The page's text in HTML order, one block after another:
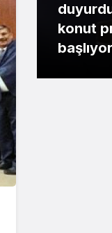
konut
başlıyor